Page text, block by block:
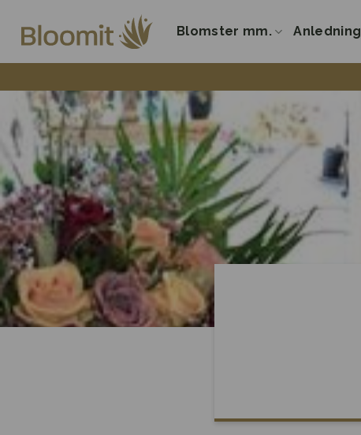
indhold
Blomster mm. Anledning